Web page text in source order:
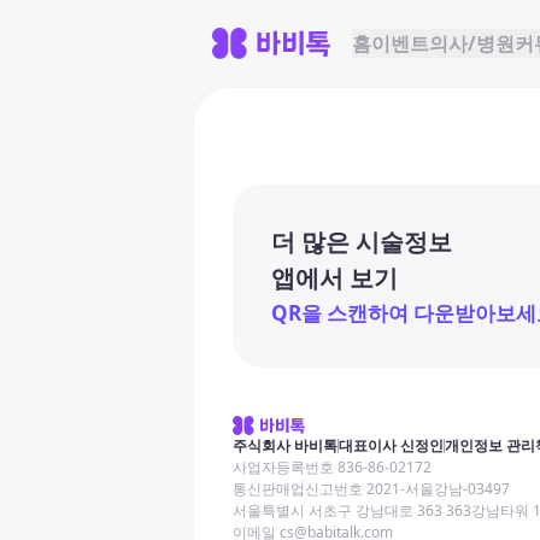
홈이벤트의사/병원커
더 많은 시술정보
앱에서 보기
QR을 스캔하여 다운받아보세
주식회사 바비톡대표이사 신정인개인정보 관리
사업자등록번호 836-86-02172
통신판매업신고번호 2021-서울강남-03497
서울특별시 서초구 강남대로 363 363강남타워
이메일 cs@babitalk.com